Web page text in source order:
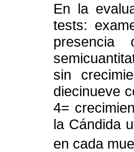
En la
tests:
sin
diecinueve
4=
la Cándida
en cada